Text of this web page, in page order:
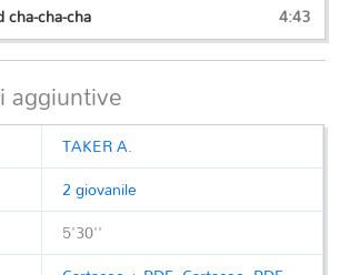
cha-cha 4:43
aggiuntive
TAKER A.
2 giovanile
5'30''